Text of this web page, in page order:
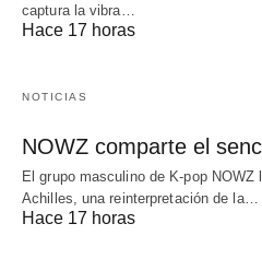
captura la vibra…
Hace 17 horas
NOTICIAS
NOWZ comparte el
El grupo masculino de K-pop
Achilles, una reinterpretación de la…
Hace 17 horas